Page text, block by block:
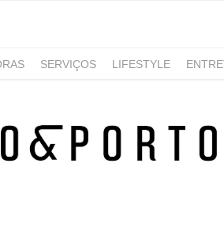
SERVIÇOS LIFESTYLE